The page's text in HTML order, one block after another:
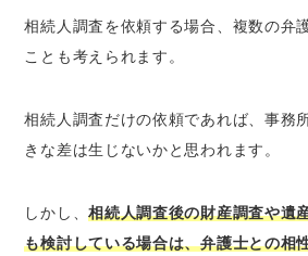
相続人調査を依頼する場合、複数の弁
ことも考えられます。
相続人調査だけの依頼であれば、事務
きな差は生じないかと思われます。
しかし、相続人調査後の財産調査や遺
も検討している場合は、弁護士との相